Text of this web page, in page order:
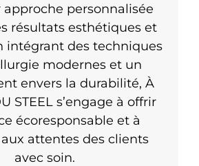
approche personnalisée
résultats esthétiques et
intégrant des techniques
modernes et un
envers la durabilité, À
STEEL s’engage à offrir
écoresponsable et à
attentes des clients
avec soin.